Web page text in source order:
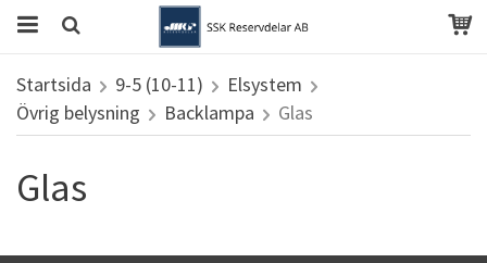
Startsida 9-5 (10-11)
Elsystem
Övrig belysning
Backlampa Glas
Glas